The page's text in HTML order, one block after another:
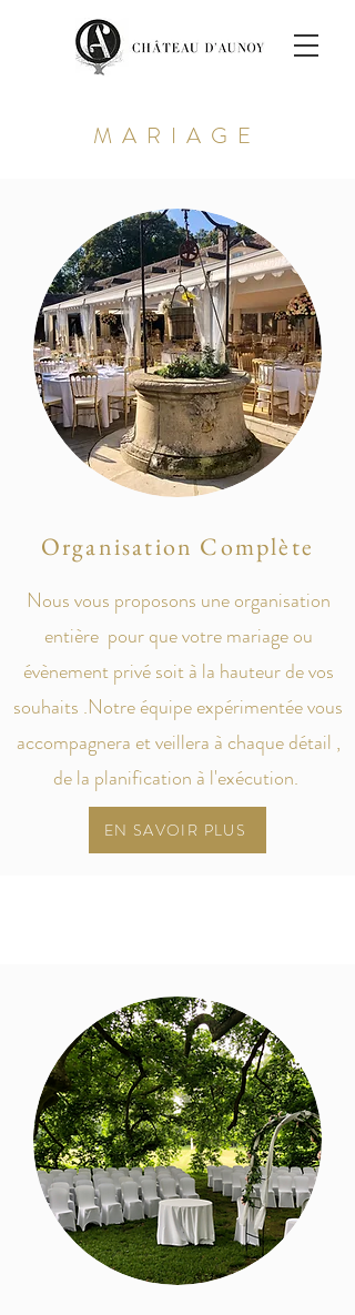
MARIAGE
Organisation Complète
Nous vous proposons une organisation
entière pour que votre mariage ou
évènement privé soit à la hauteur de vos
souhaits .Notre équipe expérimentée vous
accompagnera et veillera à chaque détail ,
de la planification à l'exécution.
EN SAVOIR PLUS